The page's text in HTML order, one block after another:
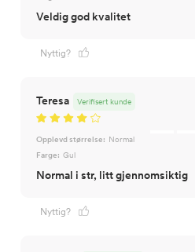
Veldig god kvalitet
Nyttig?
Teresa Verifisert kunde
Opplevd størrelse: Normal
Farge: Gul
Normal i str, litt gjennomsiktig
Nyttig?